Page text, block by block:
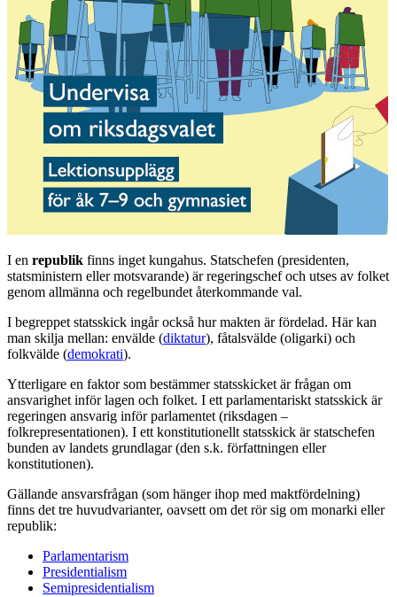
I en republik finns inget kungahus. Statschefen (presidenten,
statsministern eller motsvarande) är regeringschef och utses av folket
genom allmänna och regelbundet återkommande val.
I begreppet statsskick ingår också hur makten är fördelad. Här kan
man skilja mellan: envälde (diktatur), fåtalsvälde (oligarki) och
folkvälde (demokrati).
Ytterligare en faktor som bestämmer statsskicket är frågan om
ansvarighet inför lagen och folket. I ett parlamentariskt statsskick är
regeringen ansvarig inför parlamentet (riksdagen –
folkrepresentationen). I ett konstitutionellt statsskick är statschefen
bunden av landets grundlagar (den s.k. författningen eller
konstitutionen).
Gällande ansvarsfrågan (som hänger ihop med maktfördelning)
finns det tre huvudvarianter, oavsett om det rör sig om monarki eller
republik:
Parlamentarism
Presidentialism
Semipresidentialism